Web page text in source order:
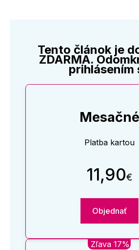
Tento článok je
ZDARMA.
prihlásením
Mesačné
Platba kartou
11,90€
Objednať
Zľava 17%